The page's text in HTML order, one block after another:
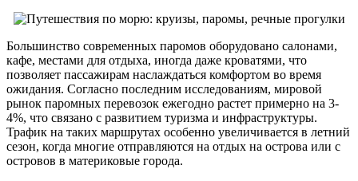
Большинство современных паромов оборудовано салонами,
кафе, местами для отдыха, иногда даже кроватями, что
позволяет пассажирам наслаждаться комфортом во время
ожидания. Согласно последним исследованиям, мировой
рынок паромных перевозок ежегодно растет примерно на 3-
4%, что связано с развитием туризма и инфраструктуры.
Трафик на таких маршрутах особенно увеличивается в летний
сезон, когда многие отправляются на отдых на острова или с
островов в материковые города.